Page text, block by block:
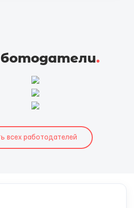
.
всех работодателей